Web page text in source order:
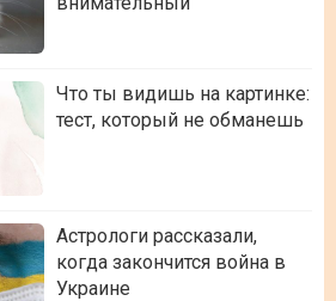
Что ты видишь на картинке:
тест, который не обманешь
Астрологи рассказали,
когда закончится война в
Украине